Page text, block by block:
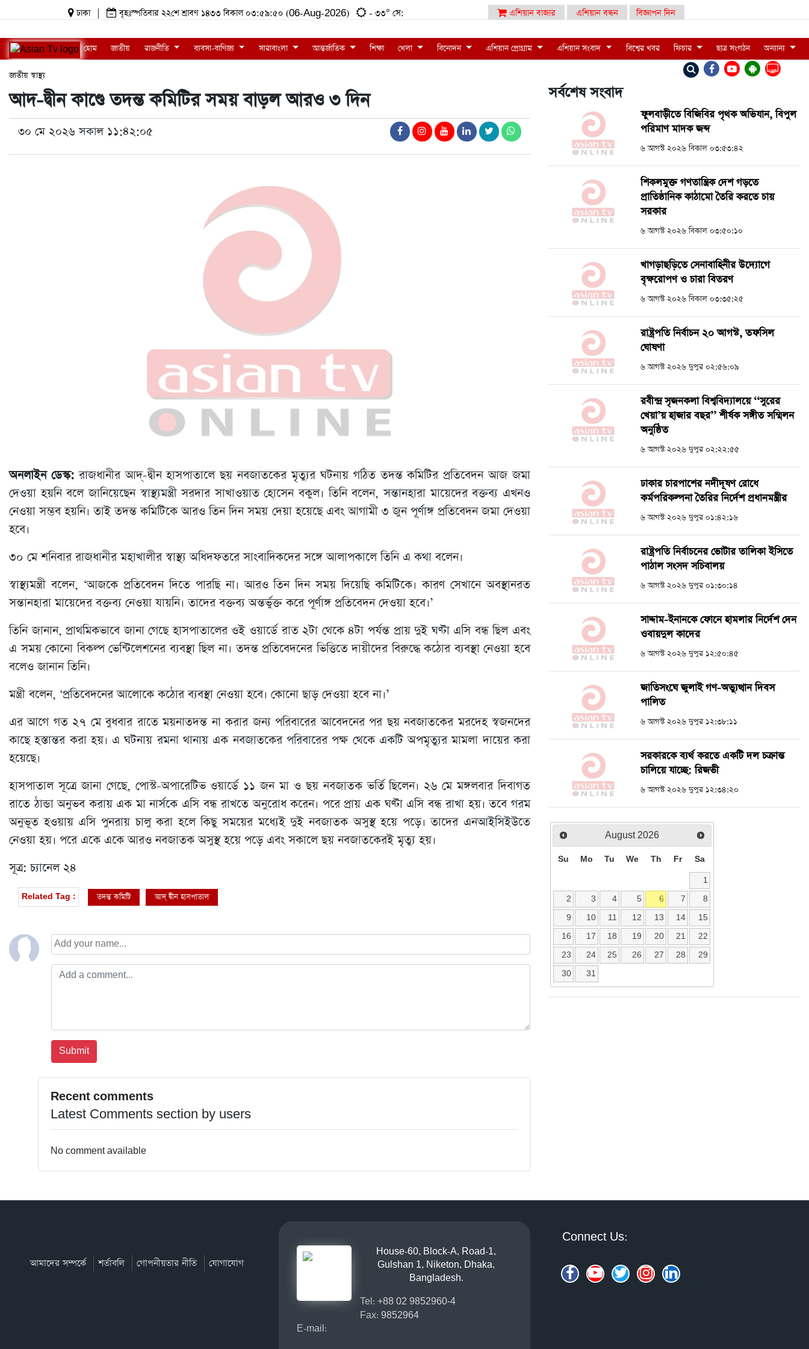
ঢাকা বৃহঃস্পতিবার ২২শে শ্রাবণ ১৪৩৩ বিকাল ০৩:৫৯:৫০ (06-Aug-2026) - ৩৩° সে: এশিয়ান বাজার এশিয়ান বন্ধন বিজ্ঞাপন দিন
LIVE
হোম জাতীয় রাজনীতি ব্যবসা-বাণিজ্য সারাবাংলা আন্তর্জাতিক শিক্ষা খেলা বিনোদন এশিয়ান প্রোগ্রাম এশিয়ান সংবাদ বিশ্বের খবর ফিচার ছাত্র সংগঠন অন্যান্য
জাতীয় স্বাস্থ্য
আদ-দ্বীন কাণ্ডে তদন্ত কমিটির সময় বাড়ল আরও ৩ দিন
৩০ মে ২০২৬ সকাল ১১:৪২:০৫
অনলাইন ডেস্ক:রাজধানীর আদ্-দ্বীন হাসপাতালে ছয় নবজাতকের মৃত্যুর ঘটনায় গঠিত তদন্ত কমিটির প্রতিবেদন আজ জমা
দেওয়া হয়নি বলে জানিয়েছেন স্বাস্থ্যমন্ত্রী সরদার সাখাওয়াত হোসেন বকুল। তিনি বলেন, সন্তানহারা মায়েদের বক্তব্য এখনও
নেওয়া সম্ভব হয়নি। তাই তদন্ত কমিটিকে আরও তিন দিন সময় দেয়া হয়েছে এবং আগামী ৩ জুন পূর্ণাঙ্গ প্রতিবেদন জমা দেওয়া
হবে।
৩০ মে শনিবার রাজধানীর মহাখালীর স্বাস্থ্য অধিদফতরে সাংবাদিকদের সঙ্গে আলাপকালে তিনি এ কথা বলেন।
স্বাস্থ্যমন্ত্রী বলেন, ‘আজকে প্রতিবেদন দিতে পারছি না। আরও তিন দিন সময় দিয়েছি কমিটিকে। কারণ সেখানে অবস্থানরত
সন্তানহারা মায়েদের বক্তব্য নেওয়া যায়নি। তাদের বক্তব্য অন্তর্ভুক্ত করে পূর্ণাঙ্গ প্রতিবেদন দেওয়া হবে।’
তিনি জানান, প্রাথমিকভাবে জানা গেছে হাসপাতালের ওই ওয়ার্ডে রাত ২টা থেকে ৪টা পর্যন্ত প্রায় দুই ঘণ্টা এসি বন্ধ ছিল এবং
এ সময় কোনো বিকল্প ভেন্টিলেশনের ব্যবস্থা ছিল না। তদন্ত প্রতিবেদনের ভিত্তিতে দায়ীদের বিরুদ্ধে কঠোর ব্যবস্থা নেওয়া হবে
বলেও জানান তিনি।
মন্ত্রী বলেন, ‘প্রতিবেদনের আলোকে কঠোর ব্যবস্থা নেওয়া হবে। কোনো ছাড় দেওয়া হবে না।’
এর আগে গত ২৭ মে বুধবার রাতে ময়নাতদন্ত না করার জন্য পরিবারের আবেদনের পর ছয় নবজাতকের মরদেহ স্বজনদের
কাছে হস্তান্তর করা হয়। এ ঘটনায় রমনা থানায় এক নবজাতকের পরিবারের পক্ষ থেকে একটি অপমৃত্যুর মামলা দায়ের করা
হয়েছে।
হাসপাতাল সূত্রে জানা গেছে, পোস্ট-অপারেটিভ ওয়ার্ডে ১১ জন মা ও ছয় নবজাতক ভর্তি ছিলেন। ২৬ মে মঙ্গলবার দিবাগত
রাতে ঠান্ডা অনুভব করায় এক মা নার্সকে এসি বন্ধ রাখতে অনুরোধ করেন। পরে প্রায় এক ঘণ্টা এসি বন্ধ রাখা হয়। তবে গরম
অনুভূত হওয়ায় এসি পুনরায় চালু করা হলে কিছু সময়ের মধ্যেই দুই নবজাতক অসুস্থ হয়ে পড়ে। তাদের এনআইসিইউতে
নেওয়া হয়। পরে একে একে আরও নবজাতক অসুস্থ হয়ে পড়ে এবং সকালে ছয় নবজাতকেরই মৃত্যু হয়।
সূত্র: চ্যানেল ২৪
Related Tag : তদন্ত কমিটি আদ্ দ্বীন হাসপাতাল
Recent comments
Latest Comments section by users
No comment available
সর্বশেষ সংবাদ
ফুলবাড়ীতে বিজিবির পৃথক অভিযান, বিপুল
পরিমাণ মাদক জব্দ
৬ আগস্ট ২০২৬ বিকাল ০৩:৫৩:৪২
শিকলমুক্ত গণতান্ত্রিক দেশ গড়তে
প্রাতিষ্ঠানিক কাঠামো তৈরি করতে চায়
সরকার
৬ আগস্ট ২০২৬ বিকাল ০৩:৫০:১০
খাগড়াছড়িতে সেনাবাহিনীর উদ্যোগে
বৃক্ষরোপণ ও চারা বিতরণ
৬ আগস্ট ২০২৬ বিকাল ০৩:৩৫:২৫
রাষ্ট্রপতি নির্বাচন ২০ আগস্ট, তফসিল
ঘোষণা
৬ আগস্ট ২০২৬ দুপুর ০২:৫৬:০৯
রবীন্দ্র সৃজনকলা বিশ্ববিদ্যালয়ে ‘‘সুরের
খেয়া’য় হাজার বছর’’ শীর্ষক সঙ্গীত সম্মিলন
অনুষ্ঠিত
৬ আগস্ট ২০২৬ দুপুর ০২:২২:৫৫
ঢাকার চারপাশের নদীদূষণ রোধে
কর্মপরিকল্পনা তৈরির নির্দেশ প্রধানমন্ত্রীর
৬ আগস্ট ২০২৬ দুপুর ০১:৪২:১৬
রাষ্ট্রপতি নির্বাচনের ভোটার তালিকা ইসিতে
পাঠাল সংসদ সচিবালয়
৬ আগস্ট ২০২৬ দুপুর ০১:৩০:১৪
সাদ্দাম-ইনানকে ফোনে হামলার নির্দেশ দেন
ওবায়দুল কাদের
৬ আগস্ট ২০২৬ দুপুর ১২:৫০:৪৫
জাতিসংঘে জুলাই গণ-অভ্যুত্থান দিবস
পালিত
৬ আগস্ট ২০২৬ দুপুর ১২:৩৮:১১
সরকারকে ব্যর্থ করতে একটি দল চক্রান্ত
চালিয়ে যাচ্ছে: রিজভী
৬ আগস্ট ২০২৬ দুপুর ১২:৩৪:২০
August 2026
Su Mo Tu We Th Fr Sa
1
2
3 4 5 6 7
8
9
10 11 12 13 14
15
16
17 18 19 20 21
22
23
24 25 26 27 28
29
30
31
আমাদের সম্পর্কে শর্তাবলি গোপনীয়তার নীতি যোগাযোগ
House-60, Block-A, Road-1,
Gulshan 1, Niketon, Dhaka,
Bangladesh.
Tel: +88 02 9852960-4
Fax: 9852964
E-mail:
Connect Us: